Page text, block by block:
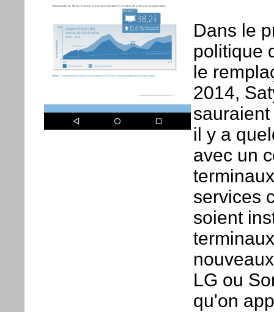
Dans le
politique
le
2014,
il y a
avec un
services
soient
LG ou
qu'on